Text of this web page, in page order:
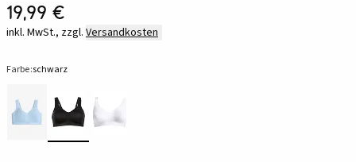
19,99 €
inkl. MwSt., zzgl. Versandkosten
Farbe:schwarz